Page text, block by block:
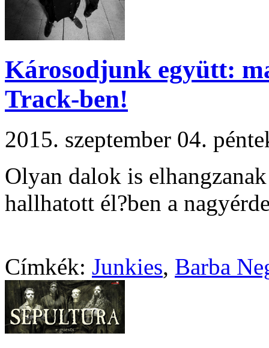
Károsodjunk együtt:
Track-ben!
2015. szeptember 04.
Olyan dalok is
hallhatott él?ben a
Címkék: Junkies, Barba